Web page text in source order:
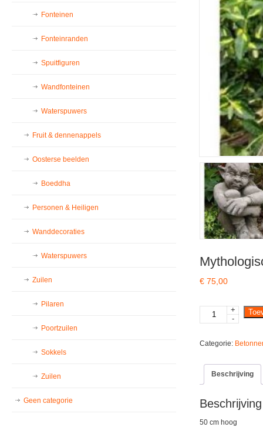
€ 75,00
Mythologische
figuur
+
-
Categorie:
Beschrijving
Beschrijving
50 cm hoog
Fonteinen
Fonteinranden
Spuitfiguren
Wandfonteinen
Waterspuwers
Fruit & dennenappels
Oosterse beelden
Boeddha
Personen & Heiligen
Wanddecoraties
Waterspuwers
Zuilen
Pilaren
Poortzuilen
Sokkels
Zuilen
Geen categorie